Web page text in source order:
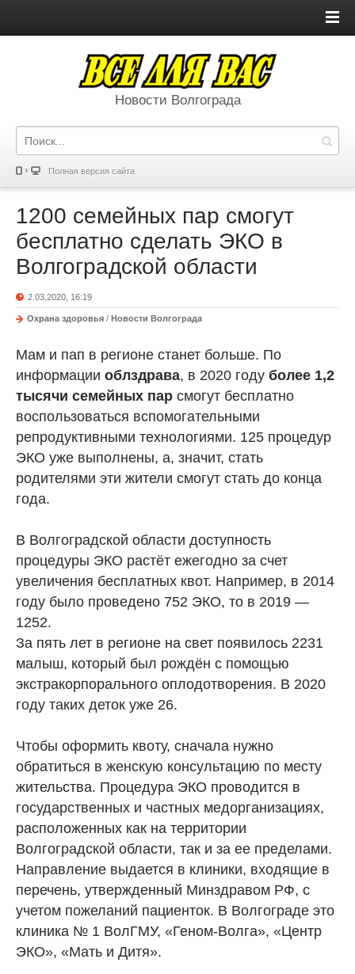
Новости Волгограда
Полная версия сайта
1200 семейных пар смогут
бесплатно сделать ЭКО в
Волгоградской области
2.03.2020, 16:19
Охрана здоровья / Новости Волгограда
Мам и пап в регионе станет больше. По
информации облздрава, в 2020 году более 1,2
тысячи семейных пар смогут бесплатно
воспользоваться вспомогательными
репродуктивными технологиями. 125 процедур
ЭКО уже выполнены, а, значит, стать
родителями эти жители смогут стать до конца
года.
В Волгоградской области доступность
процедуры ЭКО растёт ежегодно за счет
увеличения бесплатных квот. Например, в 2014
году было проведено 752 ЭКО, то в 2019 —
1252.
За пять лет в регионе на свет появилось 2231
малыш, который был рождён с помощью
экстракорпорального оплодотворения. В 2020
году таких деток уже 26.
Чтобы оформить квоту, сначала нужно
обратиться в женскую консультацию по месту
жительства. Процедура ЭКО проводится в
государственных и частных медорганизациях,
расположенных как на территории
Волгоградской области, так и за ее пределами.
Направление выдается в клиники, входящие в
перечень, утвержденный Минздравом РФ, с
учетом пожеланий пациенток. В Волгограде это
клиника № 1 ВолГМУ, «Геном-Волга», «Центр
ЭКО», «Мать и Дитя».